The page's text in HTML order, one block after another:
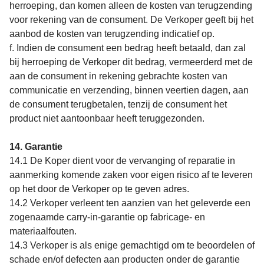
herroeping, dan komen alleen de kosten van terugzending
voor rekening van de consument. De Verkoper geeft bij het
aanbod de kosten van terugzending indicatief op.
f. Indien de consument een bedrag heeft betaald, dan zal
bij herroeping de Verkoper dit bedrag, vermeerderd met de
aan de consument in rekening gebrachte kosten van
communicatie en verzending, binnen veertien dagen, aan
de consument terugbetalen, tenzij de consument het
product niet aantoonbaar heeft teruggezonden.
14. Garantie
14.1 De Koper dient voor de vervanging of reparatie in
aanmerking komende zaken voor eigen risico af te leveren
op het door de Verkoper op te geven adres.
14.2 Verkoper verleent ten aanzien van het geleverde een
zogenaamde carry-in-garantie op fabricage- en
materiaalfouten.
14.3 Verkoper is als enige gemachtigd om te beoordelen of
schade en/of defecten aan producten onder de garantie